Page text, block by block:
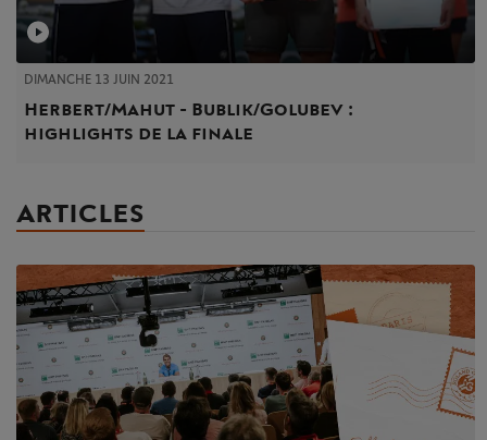
DIMANCHE 13 JUIN 2021
Herbert/Mahut - Bublik/Golubev :
highlights de la finale
ARTICLES